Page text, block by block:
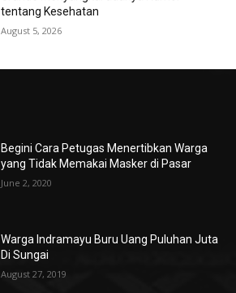
tentang Kesehatan
August 5, 2026
Begini Cara Petugas Menertibkan Warga
yang Tidak Memakai Masker di Pasar
June 2, 2020
Warga Indramayu Buru Uang Puluhan Juta
Di Sungai
August 27, 2019